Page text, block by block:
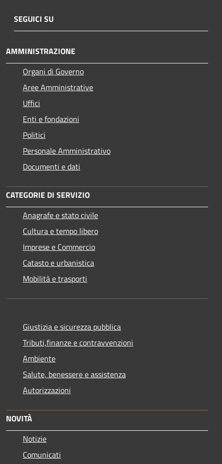
SEGUICI SU
AMMINISTRAZIONE
Organi di Governo
Aree Amministrative
Uffici
Enti e fondazioni
Politici
Personale Amministrativo
Documenti e dati
CATEGORIE DI SERVIZIO
Anagrafe e stato civile
Cultura e tempo libero
Imprese e Commercio
Catasto e urbanistica
Mobilità e trasporti
Giustizia e sicurezza pubblica
Tributi,finanze e contravvenzioni
Ambiente
Salute, benessere e assistenza
Autorizzazioni
NOVITÀ
Notizie
Comunicati